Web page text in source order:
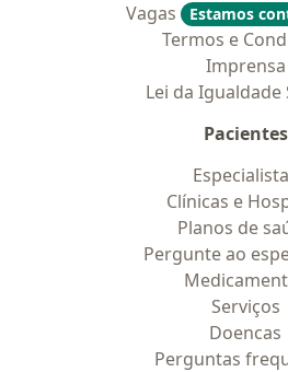
Vagas
Estamos
Termos e
Imprensa
Lei da Igualdade
Pacientes
Clínicas e
Planos de
Pergunte ao
Serviços
Doencas
Perguntas